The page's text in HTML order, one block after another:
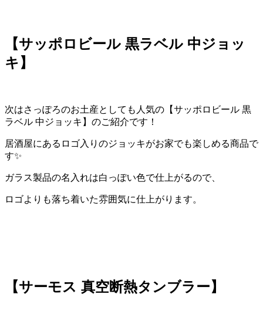
【サッポロビール 黒ラベル 中ジョッ
キ】
次はさっぽろのお土産としても人気の【サッポロビール 黒
ラベル 中ジョッキ】のご紹介です！
居酒屋にあるロゴ入りのジョッキがお家でも楽しめる商品で
す✨
ガラス製品の名入れは白っぽい色で仕上がるので、
ロゴよりも落ち着いた雰囲気に仕上がります。
【サーモス 真空断熱タンブラー】